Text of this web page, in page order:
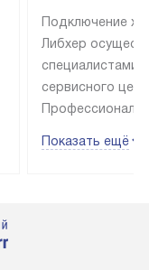
Подключение
Либхер
специалистами
сервисного
эксплуатации
Показать ещё